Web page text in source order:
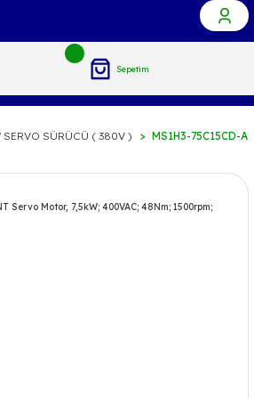
Sepetim
SÜRÜCÜ ( 380V ) MS1H3-75C15CD-